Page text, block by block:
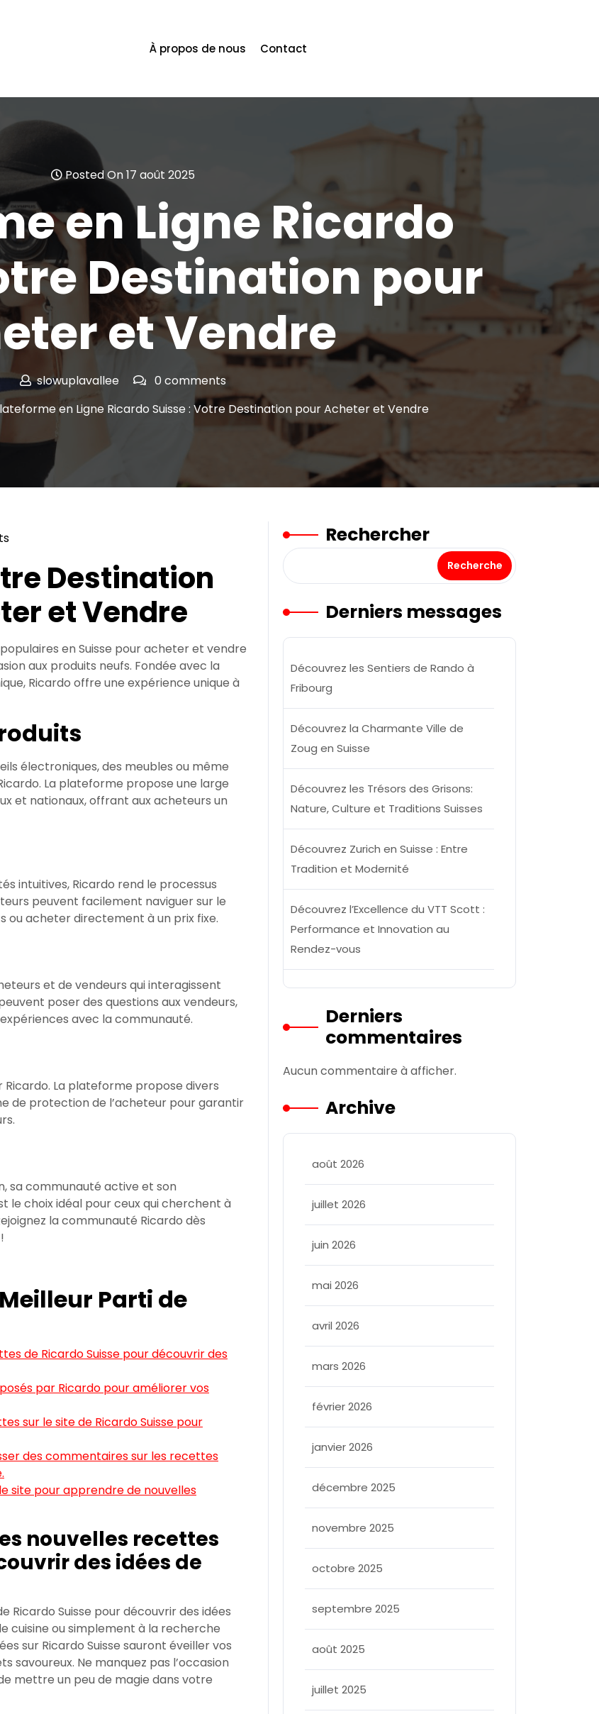
À propos de nous Contact
Posted On 17 août 2025
en Ligne Ricardo
Destination pour
et Vendre
slowuplavallee
0 comments
en Ligne Ricardo Suisse : Votre Destination pour Acheter et Vendre
Destination
et Vendre
en Suisse pour acheter et vendre
aux produits neufs. Fondée avec la
Ricardo offre une expérience unique à
électroniques, des meubles ou même
La plateforme propose une large
et nationaux, offrant aux acheteurs un
intuitives, Ricardo rend le processus
peuvent facilement naviguer sur le
ou acheter directement à un prix fixe.
et de vendeurs qui interagissent
poser des questions aux vendeurs,
avec la communauté.
La plateforme propose divers
de protection de l’acheteur pour garantir
sa communauté active et son
le choix idéal pour ceux qui cherchent à
la communauté Ricardo dès
Parti de
de Ricardo Suisse pour découvrir des
par Ricardo pour améliorer vos
sur le site de Ricardo Suisse pour
des commentaires sur les recettes
site pour apprendre de nouvelles
nouvelles recettes
des idées de
Suisse pour découvrir des idées
cuisine ou simplement à la recherche
sur Ricardo Suisse sauront éveiller vos
Ne manquez pas l’occasion
mettre un peu de magie dans votre
Rechercher
Recherche
Derniers messages
Découvrez les Sentiers de Rando à
Fribourg
Découvrez la Charmante Ville de
Zoug en Suisse
Découvrez les Trésors des Grisons:
Nature, Culture et Traditions Suisses
Découvrez Zurich en Suisse : Entre
Tradition et Modernité
Découvrez l’Excellence du VTT Scott :
Performance et Innovation au
Rendez-vous
Derniers
commentaires
Aucun commentaire à afficher.
Archive
août 2026
juillet 2026
juin 2026
mai 2026
avril 2026
mars 2026
février 2026
janvier 2026
décembre 2025
novembre 2025
octobre 2025
septembre 2025
août 2025
juillet 2025